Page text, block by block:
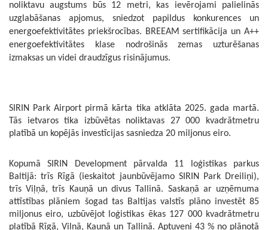
noliktavu augstums būs 12 metri, kas ievērojami palielinās
uzglabāšanas apjomus, sniedzot papildus konkurences un
energoefektivitātes priekšrocības. BREEAM sertifikācija un A++
energoefektivitātes klase nodrošinās zemas uzturēšanas
izmaksas un videi draudzīgus risinājumus.
SIRIN Park Airport pirmā kārta tika atklāta 2025. gada martā.
Tās ietvaros tika izbūvētas noliktavas 27 000 kvadrātmetru
platībā un kopējās investīcijas sasniedza 20 miljonus eiro.
Kopumā SIRIN Development pārvalda 11 loģistikas parkus
Baltijā: trīs Rīgā (ieskaitot jaunbūvējamo SIRIN Park Dreiliņi),
trīs Viļņā, trīs Kauņā un divus Tallinā. Saskaņā ar uzņēmuma
attīstības plāniem šogad tas Baltijas valstīs plāno investēt 85
miljonus eiro, uzbūvējot loģistikas ēkas 127 000 kvadrātmetru
platībā Rīgā, Viļņā, Kauņā un Tallinā. Aptuveni 43 % no plānotā